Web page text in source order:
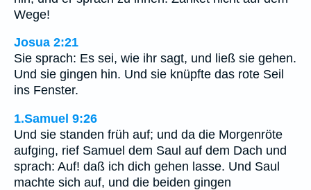
Wege!
Josua 2:21
Sie sprach: Es sei, wie ihr sagt, und ließ sie gehen.
Und sie gingen hin. Und sie knüpfte das rote Seil
ins Fenster.
1.Samuel 9:26
Und sie standen früh auf; und da die Morgenröte
aufging, rief Samuel dem Saul auf dem Dach und
sprach: Auf! daß ich dich gehen lasse. Und Saul
machte sich auf, und die beiden gingen